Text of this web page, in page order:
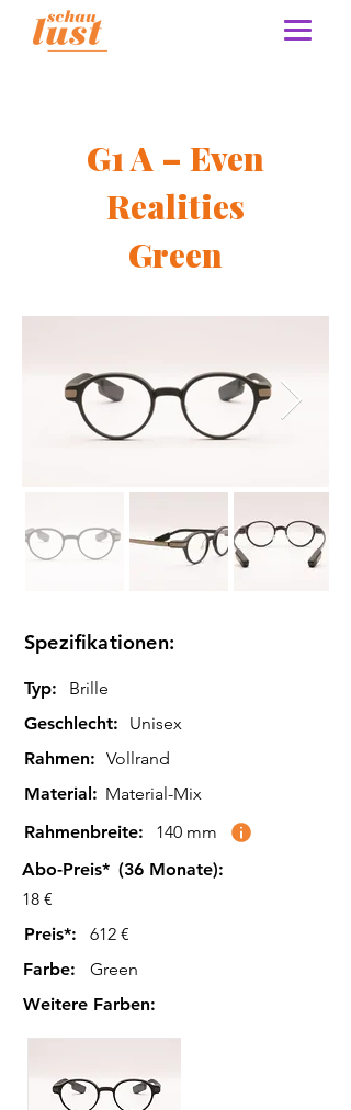
G1 A – Even
Realities
Green
Spezifikationen:
Typ:
Brille
Geschlecht:
Unisex
Rahmen: Vollrand
Material: Material-Mix
Rahmenbreite:
140 mm
Abo-Preis* (36 Monate):
18 €
Preis*:
612 €
Farbe:
Green
Weitere Farben: